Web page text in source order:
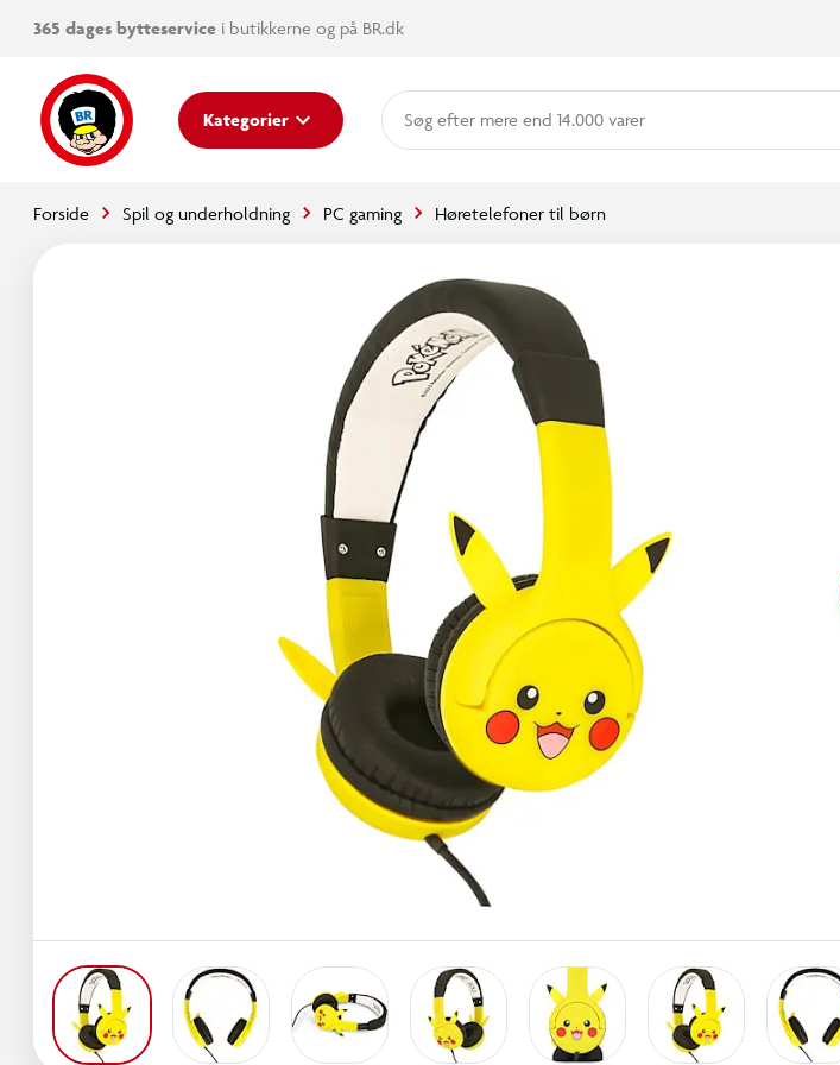
365 dages bytteservice i butikkerne og på BR.dk
Kategorier
mere end 14.000 varer
Forside Spil og underholdning PC gaming Høretelefoner til børn